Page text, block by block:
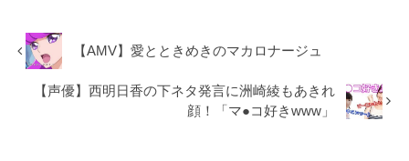
【AMV】愛とときめきのマカロナージュ
【声優】西明日香の下ネタ発言に洲崎綾もあきれ
顔！「マ●コ好きwww」